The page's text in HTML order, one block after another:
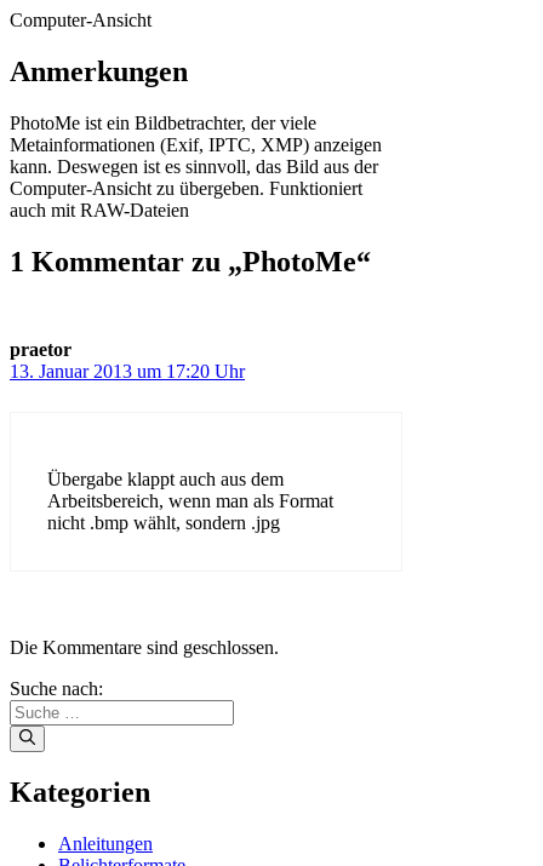
Computer-Ansicht
Anmerkungen
PhotoMe ist ein Bildbetrachter, der viele
Metainformationen (Exif, IPTC, XMP) anzeigen
kann. Deswegen ist es sinnvoll, das Bild aus der
Computer-Ansicht zu übergeben. Funktioniert
auch mit RAW-Dateien
1 Kommentar zu „PhotoMe“
praetor
13. Januar 2013 um 17:20 Uhr
Übergabe klappt auch aus dem
Arbeitsbereich, wenn man als Format
nicht .bmp wählt, sondern .jpg
Die Kommentare sind geschlossen.
Suche nach:
Kategorien
Anleitungen